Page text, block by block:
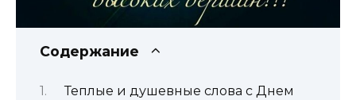
Содержание
Теплые и душевные слова с Днем